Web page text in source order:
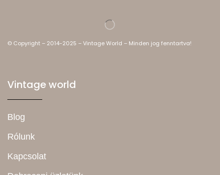
© Copyright – 2014-2025 – Vintage World – Minden jog fenntartva!
Vintage world
Blog
Rólunk
Kapcsolat